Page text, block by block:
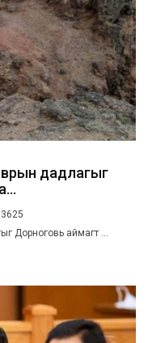
дадлагыг
3625
Дорноговь аймагт ...